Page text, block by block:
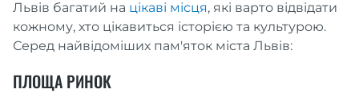
Львів багатий на цікаві місця, які варто відвідати
кожному, хто цікавиться історією та культурою.
Серед найвідоміших пам'яток міста Львів:
ПЛОЩА РИНОК